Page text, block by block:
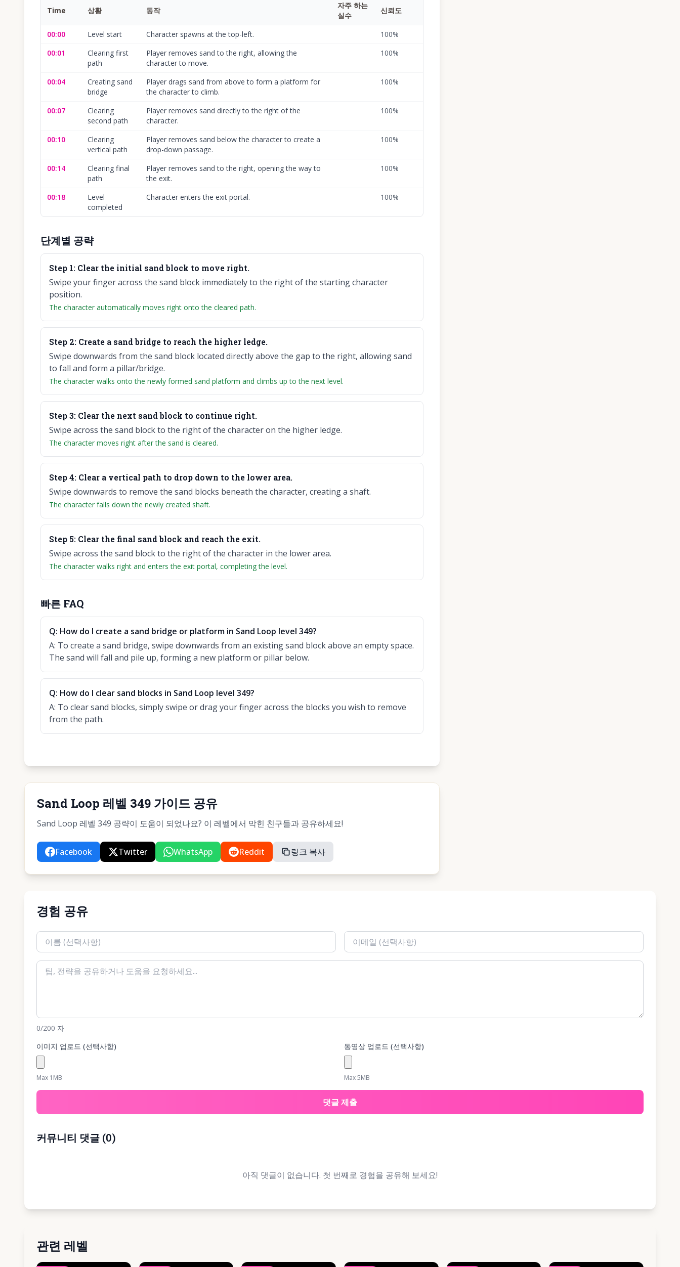
Time 상황 동작
자주 하는
실수
신뢰도
00:00 Level start Character spawns at the top-left. 100%
00:01
Clearing first
path
Player removes sand to the right, allowing the
character to move.
100%
00:04
Creating sand
bridge
Player drags sand from above to form a platform for
the character to climb.
100%
00:07
Clearing
second path
Player removes sand directly to the right of the
character.
100%
00:10
Clearing
vertical path
Player removes sand below the character to create a
drop-down passage.
100%
00:14
Clearing final
path
Player removes sand to the right, opening the way to
the exit.
100%
00:18
Level
completed
Character enters the exit portal. 100%
단계별 공략
Step 1: Clear the initial sand block to move right.
Swipe your finger across the sand block immediately to the right of the starting character
position.
The character automatically moves right onto the cleared path.
Step 2: Create a sand bridge to reach the higher ledge.
Swipe downwards from the sand block located directly above the gap to the right, allowing sand
to fall and form a pillar/bridge.
The character walks onto the newly formed sand platform and climbs up to the next level.
Step3: Clear the next sand block to continue right.
Swipe across the sand block to the right of the character on the higher ledge.
The character moves right after the sand is cleared.
Step4: Clear a vertical path to drop down to the lower area.
Swipe downwards to remove the sand blocks beneath the character, creating a shaft.
The character falls down the newly created shaft.
Step 5: Clear the final sand block and reach the exit.
Swipe across the sand block to the right of the character in the lower area.
The character walks right and enters the exit portal, completing the level.
빠른 FAQ
Q: How do I create a sand bridge or platform in Sand Loop level 349?
A: To create a sand bridge, swipe downwards from an existing sand block above an empty space.
The sand will fall and pile up, forming a new platform or pillar below.
Q: How do I clear sand blocks in Sand Loop level 349?
A: To clear sand blocks, simply swipe or drag your finger across the blocks you wish to remove
from the path.
Sand Loop 레벨 349 가이드 공유
Sand Loop 레벨 349 공략이 도움이 되었나요? 이 레벨에서 막힌 친구들과 공유하세요!
Facebook Twitter WhatsApp Reddit 링크 복사
경험 공유
0/200 자
이미지 업로드 (선택사항)
Max 1MB
동영상 업로드 (선택사항)
Max 5MB
댓글 제출
커뮤니티 댓글 (0)
아직 댓글이 없습니다. 첫 번째로 경험을 공유해 보세요!
관련 레벨